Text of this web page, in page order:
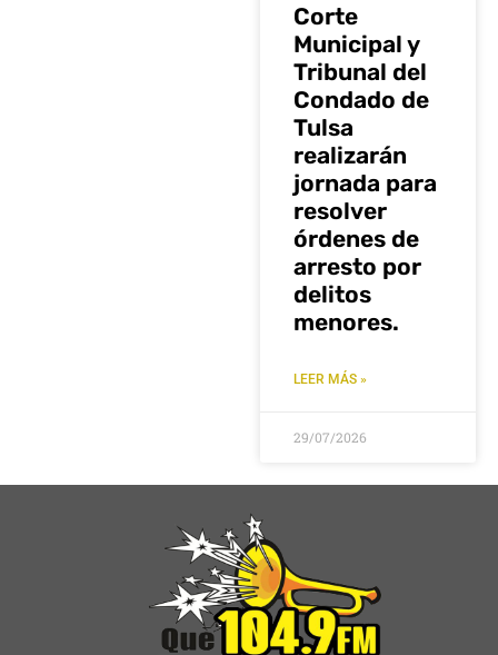
Corte
Municipal y
Tribunal del
Condado de
Tulsa
realizarán
jornada para
resolver
órdenes de
arresto por
delitos
menores.
LEER MÁS »
29/07/2026